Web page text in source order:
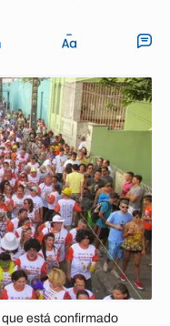
está confirmado